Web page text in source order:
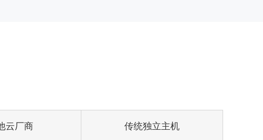
云厂商 传统独立主机